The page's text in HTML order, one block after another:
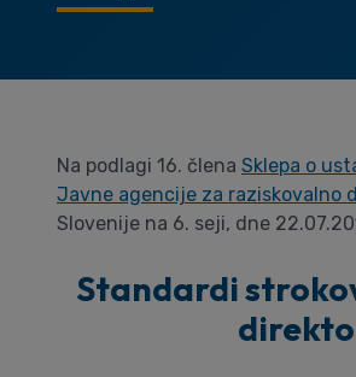
Na podlagi 16. člena Sklepa o
Javne agencije za raziskovalno
Slovenije na 6. seji, dne
Standardi